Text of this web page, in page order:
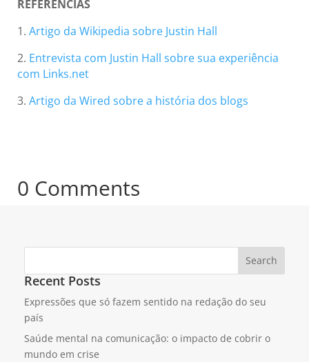
REFERÊNCIAS
1. Artigo da Wikipedia sobre Justin Hall
2. Entrevista com Justin Hall sobre sua experiência
com Links.net
3. Artigo da Wired sobre a história dos blogs
0 Comments
Search
Recent Posts
Expressões que só fazem sentido na redação do seu
país
Saúde mental na comunicação: o impacto de cobrir o
mundo em crise